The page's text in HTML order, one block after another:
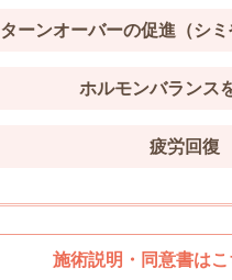
ターンオーバーの促進 （シ
ホルモンバランス
疲労回復
施術説明・同意書はこ